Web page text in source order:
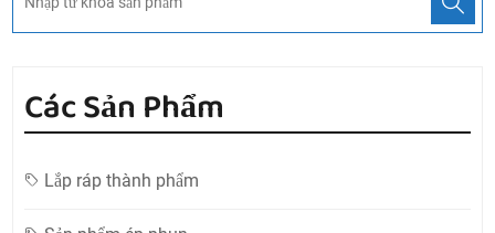
Các Sản Phẩm
Lắp ráp thành phẩm